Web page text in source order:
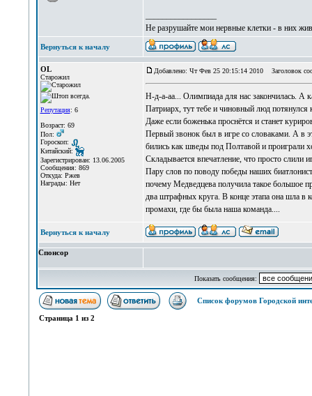
Не разрушайте мои нервные клетки - в них
Вернуться к началу
OL
Старожил
Репутация: 6
Возраст: 69
Пол:
Гороскоп:
Китайский:
Зарегистрирован: 13.06.2005
Сообщения: 869
Откуда: Ржев
Награды: Нет
Добавлено: Чт Фев 25 20:15:14 2010 Заголовок
Н-д-а-аа... Олимпиада для нас закончилась. А
Патриарх, тут тебе и чиновный люд
Даже если боженька проснётся и станет
Первый звонок был в игре со словаками. А в
бились как шведы под Полтавой и проиграли
Складывается впечатление, что просто слили
Пару слов по поводу победы наших
почему Медведцева получила такое большое
два штрафных круга. В конце этапа она шла
промахи, где бы была наша команда....
Вернуться к началу
Спонсор
Показать сообщения:
Список форумов Городской
Страница 1 из2